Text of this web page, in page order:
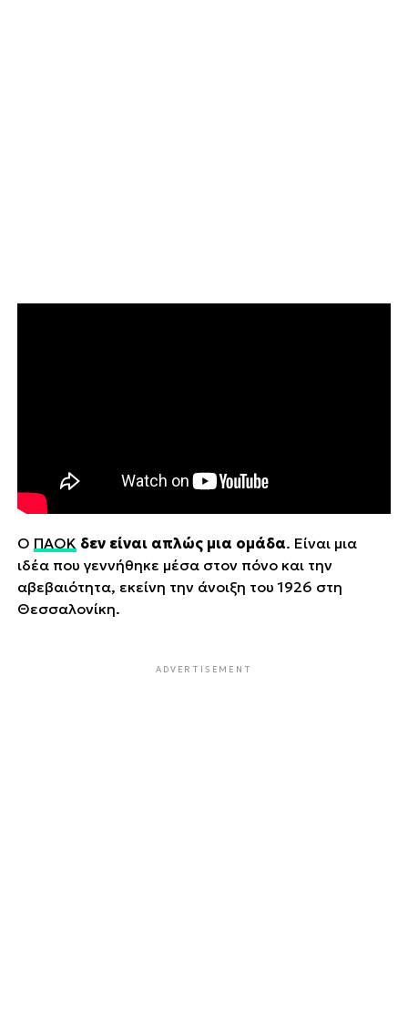
Ο ΠΑΟΚ δεν είναι απλώς μια ομάδα. Είναι μια
ιδέα που γεννήθηκε μέσα στον πόνο και την
αβεβαιότητα, εκείνη την άνοιξη του 1926 στη
Θεσσαλονίκη.
ADVERTISEMENT